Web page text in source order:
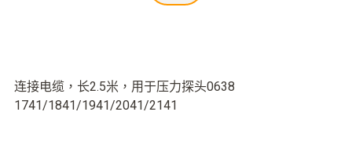
连接电缆，长2.5米，用于压力探头0638
1741/1841/1941/2041/2141